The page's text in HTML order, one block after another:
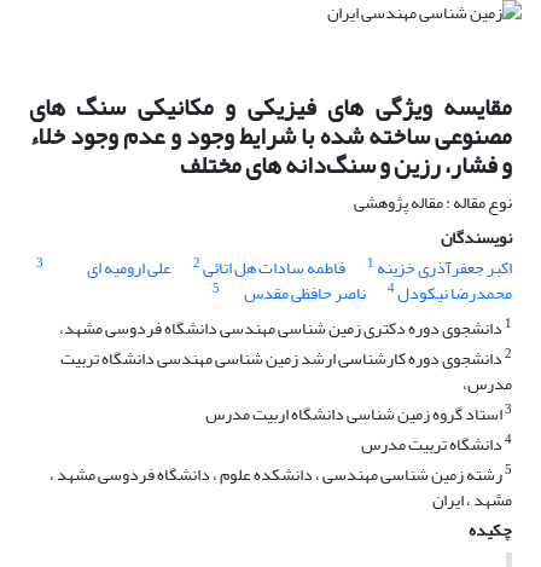
مقایسه ویژگی های فیزیکی و مکانیکی سنگ های
مصنوعی ساخته شده با شرایط وجود و عدم وجود خلاء
و فشار، رزین و سنگ‌دانه های مختلف
نوع مقاله : مقاله پژوهشی
نویسندگان
اکبر جعفرآذری خزینه 1 فاطمه سادات هل اتائی2 علی ارومیه ای 3
محمدرضا نیکودل4 ناصر حافظی مقدس
5
1 دانشجوی دوره دکتری زمین شناسی مهندسی دانشگاه فردوسی مشهد،
2دانشجوی دوره کارشناسی ارشد زمین شناسی مهندسی دانشگاه تربیت
مدرس،
3استاد گروه زمین شناسی دانشگاه اربیت مدرس
4دانشگاه تربیت مدرس
5رشته زمین شناسی مهندسی ، دانشکده علوم ، دانشگاه فردوسی مشهد ،
مشهد ، ایران
چکیده